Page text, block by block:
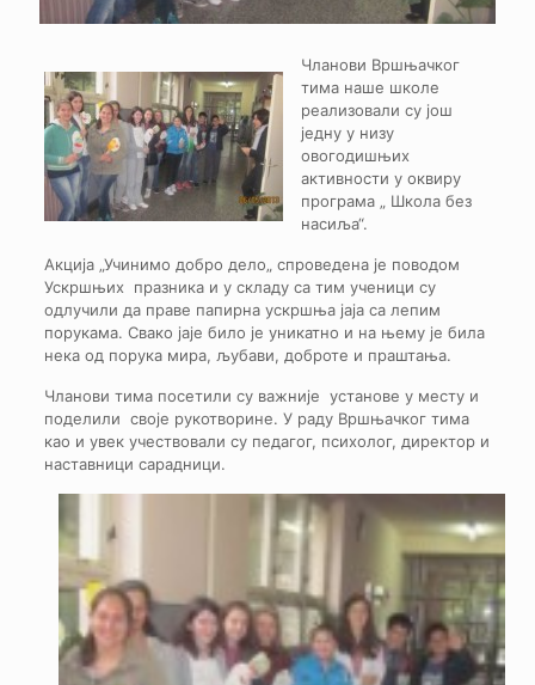
Чланови Вршњачког
тима наше школе
реализовали су још
једну у низу
овогодишњих
активности у оквиру
програма „ Школа без
насиља“.
Акција „Учинимо добро дело„ спроведена је поводом
Ускршњих празника и у складу са тим ученици су
одлучили да праве папирна ускршња јаја са лепим
порукама. Свако јаје било је уникатно и на њему је била
нека од порука мира, љубави, доброте и праштања.
Чланови тима посетили су важније установе у месту и
поделили своје рукотворине. У раду Вршњачког тима
као и увек учествовали су педагог, психолог, директор и
наставници сарадници.